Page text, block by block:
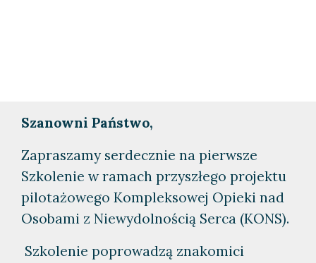
Szanowni Państwo,
Zapraszamy serdecznie na pierwsze
Szkolenie w ramach przyszłego projektu
pilotażowego Kompleksowej Opieki nad
Osobami z Niewydolnością Serca (KONS).
Szkolenie poprowadzą znakomici